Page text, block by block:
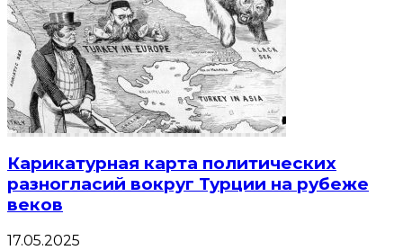
Карикатурная карта политических
разногласий вокруг Турции на рубеже
веков
17.05.2025